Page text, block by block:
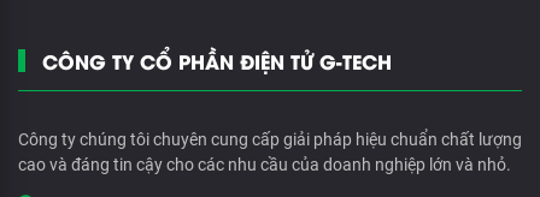
CÔNG TY CỔ PHẦN ĐIỆN TỬ G-TECH
Công ty chúng tôi chuyên cung cấp giải pháp hiệu chuẩn chất lượng
cao và đáng tin cậy cho các nhu cầu của doanh nghiệp lớn và nhỏ.